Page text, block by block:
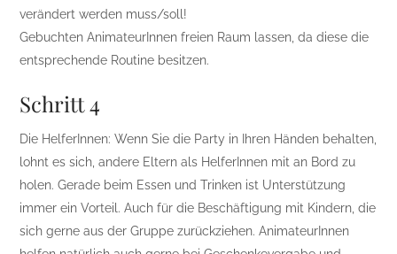
verändert werden muss/soll!
Gebuchten AnimateurInnen freien Raum lassen, da diese die
entsprechende Routine besitzen.
Schritt 4
Die HelferInnen: Wenn Sie die Party in Ihren Händen behalten,
lohnt es sich, andere Eltern als HelferInnen mit an Bord zu
holen. Gerade beim Essen und Trinken ist Unterstützung
immer ein Vorteil. Auch für die Beschäftigung mit Kindern, die
sich gerne aus der Gruppe zurückziehen. AnimateurInnen